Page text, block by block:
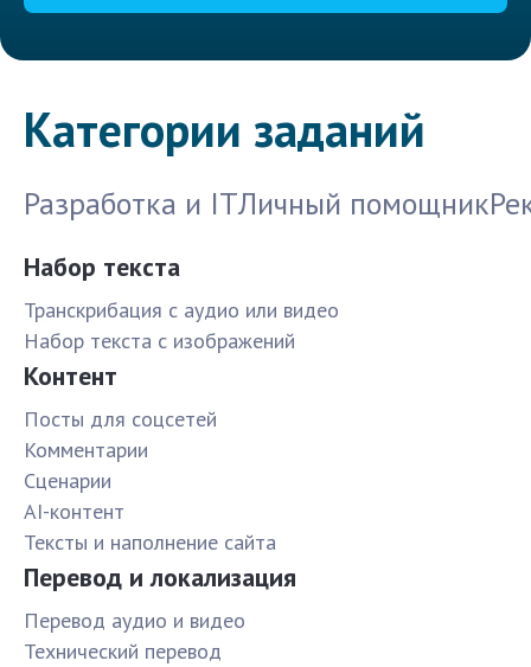
Категории заданий
Разработка и ITЛичный помощник
Набор текста
Транскрибация с аудио или видео
Набор текста с изображений
Контент
Посты для соцсетей
Комментарии
Сценарии
AI-контент
Тексты и наполнение сайта
Перевод и локализация
Перевод аудио и видео
Технический перевод